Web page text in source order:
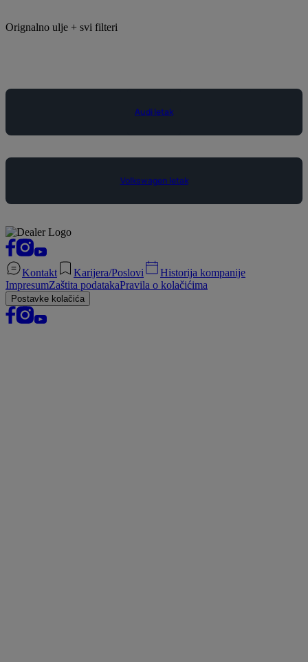
Orignalno ulje + svi filteri
Audi letak
Volkswagen letak
Kontakt Karijera/Poslovi
Historija kompanije
ImpresumZaštita podatakaPravila o kolačićima
Postavke kolačića